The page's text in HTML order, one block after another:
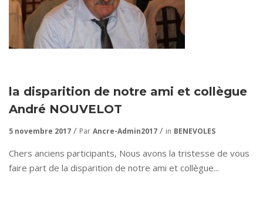
la disparition de notre ami et collègue
André NOUVELOT
5 novembre 2017 Par Ancre-Admin2017 in BENEVOLES
Chers anciens participants, Nous avons la tristesse de vous
faire part de la disparition de notre ami et collègue...